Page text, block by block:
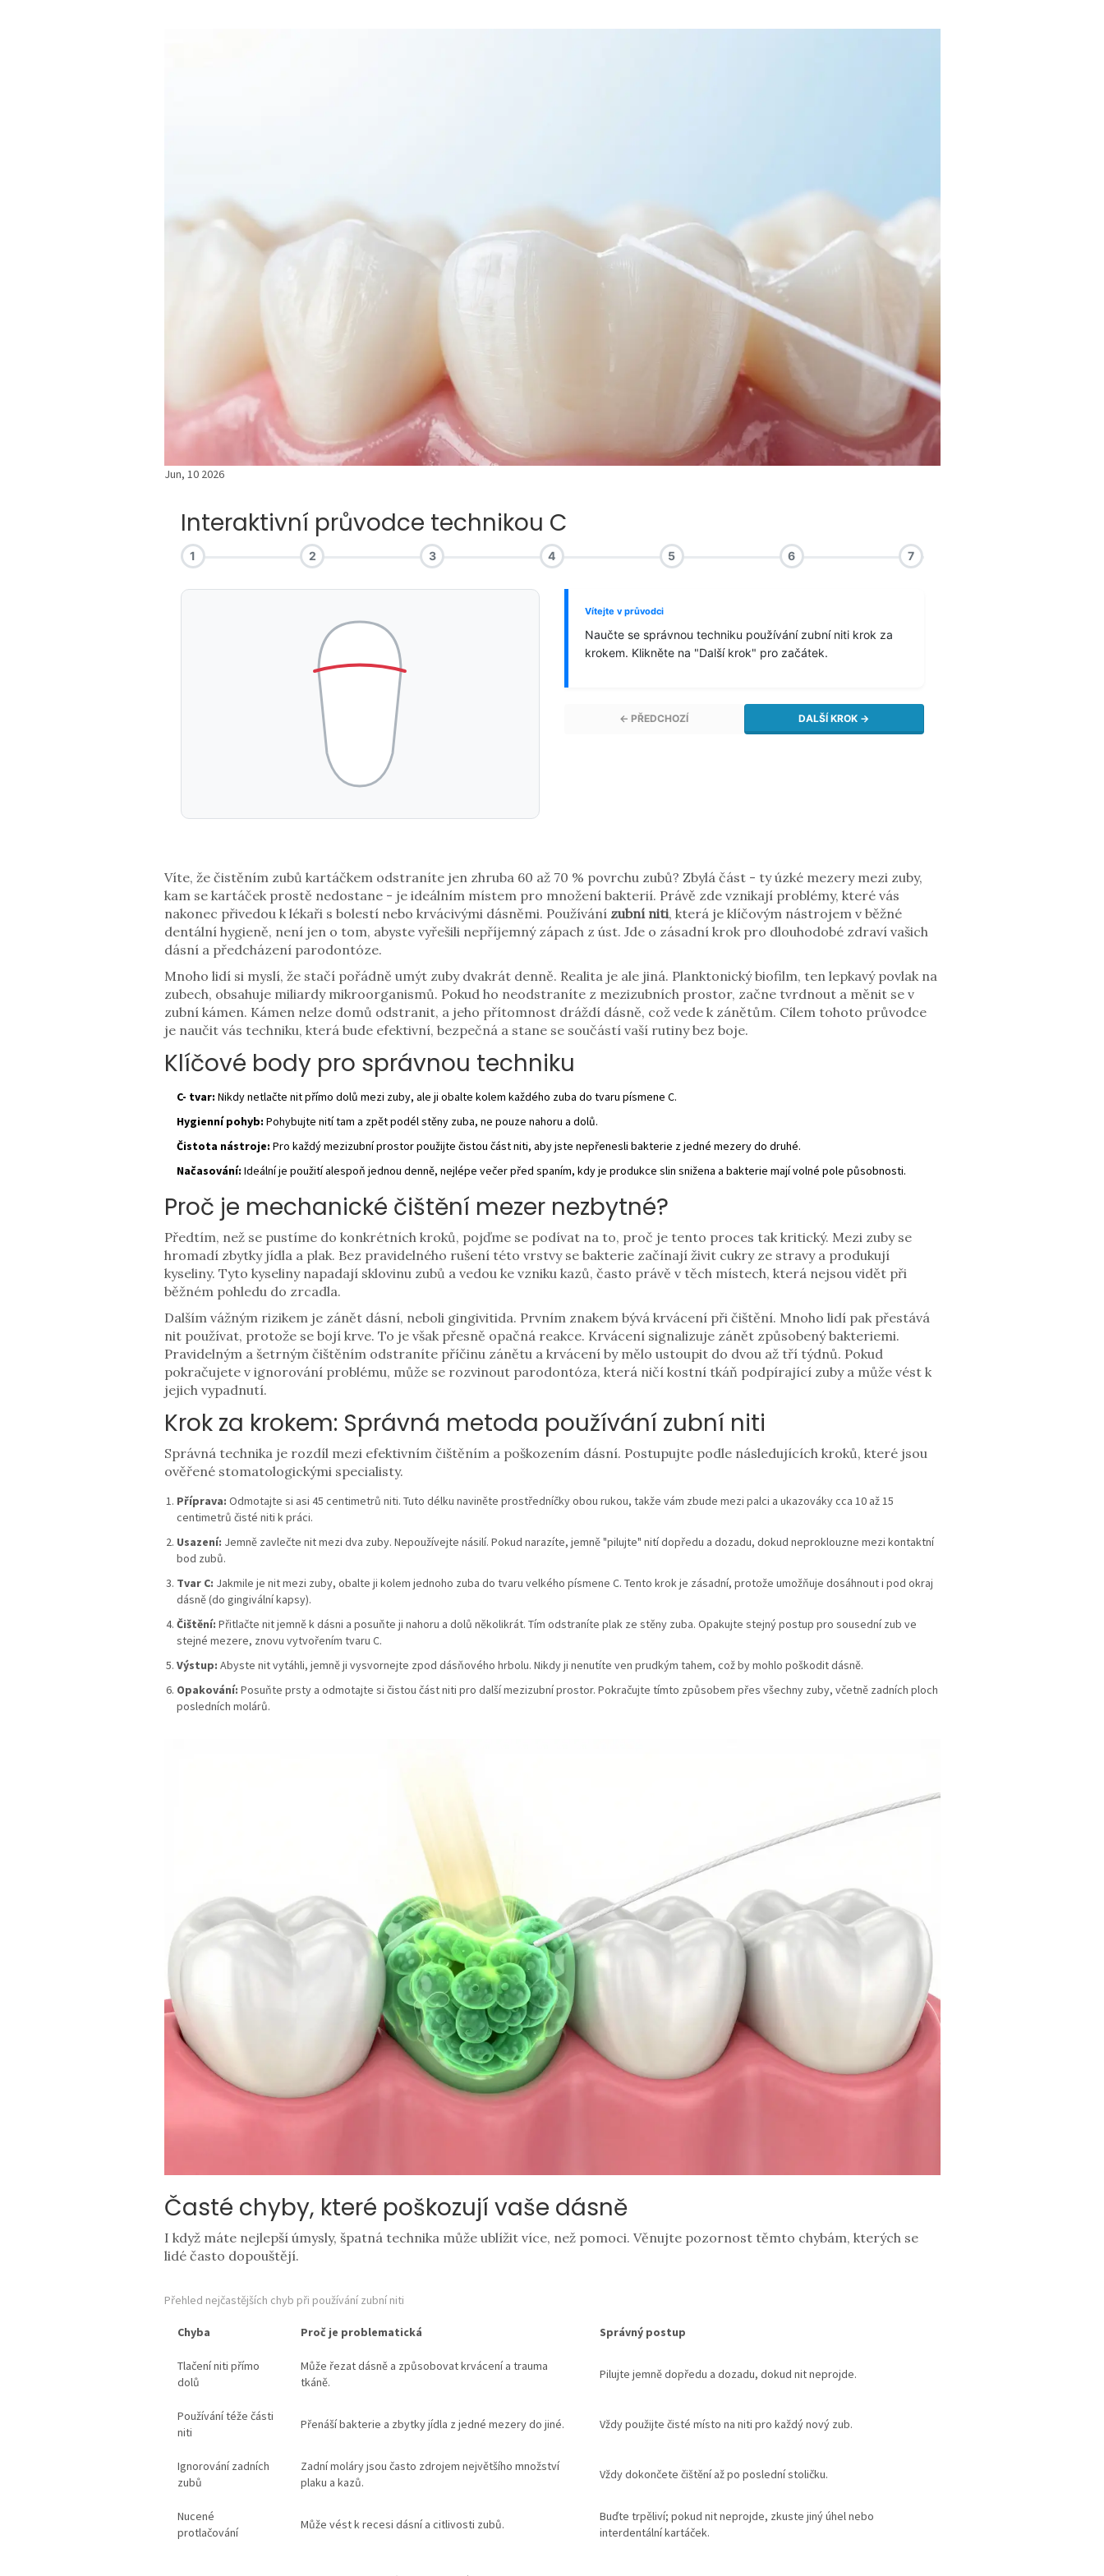
Jun, 10 2026
Interaktivní průvodce technikou C
1 2 3 4 5 6 7
Vítejte v průvodci
Naučte se správnou techniku používání zubní niti krok za
krokem. Klikněte na "Další krok" pro začátek.
← PŘEDCHOZÍ DALŠÍ KROK →
Víte, že čistěním zubů kartáčkem odstraníte jen zhruba 60 až 70 % povrchu zubů? Zbylá část - ty úzké mezery mezi zuby,
kam se kartáček prostě nedostane - je ideálním místem pro množení bakterií. Právě zde vznikají problémy, které vás
nakonec přivedou k lékaři s bolestí nebo krvácivými dásněmi. Používání zubní niti, která je klíčovým nástrojem v běžné
dentální hygieně, není jen o tom, abyste vyřešili nepříjemný zápach z úst. Jde o zásadní krok pro dlouhodobé zdraví vašich
dásní a předcházení parodontóze.
Mnoho lidí si myslí, že stačí pořádně umýt zuby dvakrát denně. Realita je ale jiná. Planktonický biofilm, ten lepkavý povlak na
zubech, obsahuje miliardy mikroorganismů. Pokud ho neodstraníte z mezizubních prostor, začne tvrdnout a měnit se v
zubní kámen. Kámen nelze domů odstranit, a jeho přítomnost dráždí dásně, což vede k zánětům. Cílem tohoto průvodce
je naučit vás techniku, která bude efektivní, bezpečná a stane se součástí vaší rutiny bez boje.
Klíčové body pro správnou techniku
C- tvar: Nikdy netlačte nit přímo dolů mezi zuby, ale ji obalte kolem každého zuba do tvaru písmene C.
Hygienní pohyb: Pohybujte nití tam a zpět podél stěny zuba, ne pouze nahoru a dolů.
Čistota nástroje: Pro každý mezizubní prostor použijte čistou část niti, aby jste nepřenesli bakterie z jedné mezery do druhé.
Načasování: Ideální je použití alespoň jednou denně, nejlépe večer před spaním, kdy je produkce slin snižena a bakterie mají volné pole působnosti.
Proč je mechanické čištění mezer nezbytné?
Předtím, než se pustíme do konkrétních kroků, pojďme se podívat na to, proč je tento proces tak kritický. Mezi zuby se
hromadí zbytky jídla a plak. Bez pravidelného rušení této vrstvy se bakterie začínají živit cukry ze stravy a produkují
kyseliny. Tyto kyseliny napadají sklovinu zubů a vedou ke vzniku kazů, často právě v těch místech, která nejsou vidět při
běžném pohledu do zrcadla.
Dalším vážným rizikem je zánět dásní, neboli gingivitida. Prvním znakem bývá krvácení při čištění. Mnoho lidí pak přestává
nit používat, protože se bojí krve. To je však přesně opačná reakce. Krvácení signalizuje zánět způsobený bakteriemi.
Pravidelným a šetrným čištěním odstraníte příčinu zánětu a krvácení by mělo ustoupit do dvou až tří týdnů. Pokud
pokračujete v ignorování problému, může se rozvinout parodontóza, která ničí kostní tkáň podpírající zuby a může vést k
jejich vypadnutí.
Krok za krokem: Správná metoda používání zubní niti
Správná technika je rozdíl mezi efektivním čištěním a poškozením dásní. Postupujte podle následujících kroků, které jsou
ověřené stomatologickými specialisty.
Příprava: Odmotajte si asi 45 centimetrů niti. Tuto délku naviněte prostředníčky obou rukou, takže vám zbude mezi palci a ukazováky cca 10 až 15
centimetrů čisté niti k práci.
Usazení: Jemně zavlečte nit mezi dva zuby. Nepoužívejte násilí. Pokud narazíte, jemně "pilujte" nití dopředu a dozadu, dokud neproklouzne mezi kontaktní
bod zubů.
Tvar C: Jakmile je nit mezi zuby, obalte ji kolem jednoho zuba do tvaru velkého písmene C. Tento krok je zásadní, protože umožňuje dosáhnout i pod okraj
dásně (do gingivální kapsy).
Čištění: Přitlačte nit jemně k dásni a posuňte ji nahoru a dolů několikrát. Tím odstraníte plak ze stěny zuba. Opakujte stejný postup pro sousední zub ve
stejné mezere, znovu vytvořením tvaru C.
Výstup: Abyste nit vytáhli, jemně ji vysvornejte zpod dásňového hrbolu. Nikdy ji nenutíte ven prudkým tahem, což by mohlo poškodit dásně.
Opakování: Posuňte prsty a odmotajte si čistou část niti pro další mezizubní prostor. Pokračujte tímto způsobem přes všechny zuby, včetně zadních ploch
posledních molárů.
Časté chyby, které poškozují vaše dásně
I když máte nejlepší úmysly, špatná technika může ublížit více, než pomoci. Věnujte pozornost těmto chybám, kterých se
lidé často dopouštějí.
Přehled nejčastějších chyb při používání zubní niti
Chyba Proč je problematická Správný postup
Tlačení niti přímo
dolů
Může řezat dásně a způsobovat krvácení a trauma
tkáně.
Pilujte jemně dopředu a dozadu, dokud nit neprojde.
Používání téže části
niti
Přenáší bakterie a zbytky jídla z jedné mezery do jiné. Vždy použijte čisté místo na niti pro každý nový zub.
Ignorování zadních
zubů
Zadní moláry jsou často zdrojem největšího množství
plaku a kazů.
Vždy dokončete čištění až po poslední stoličku.
Nucené
protlačování
Může vést k recesi dásní a citlivosti zubů.
Buďte trpěliví; pokud nit neprojde, zkuste jiný úhel nebo
interdentální kartáček.